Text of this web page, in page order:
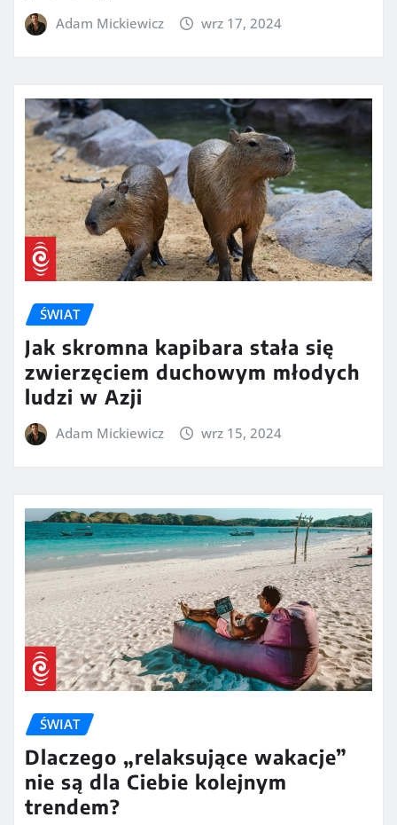
Adam Mickiewicz wrz 17, 2024
ŚWIAT
Jak skromna kapibara stała się
zwierzęciem duchowym młodych
ludzi w Azji
Adam Mickiewicz wrz 15, 2024
ŚWIAT
Dlaczego „relaksujące wakacje”
nie są dla Ciebie kolejnym
trendem?